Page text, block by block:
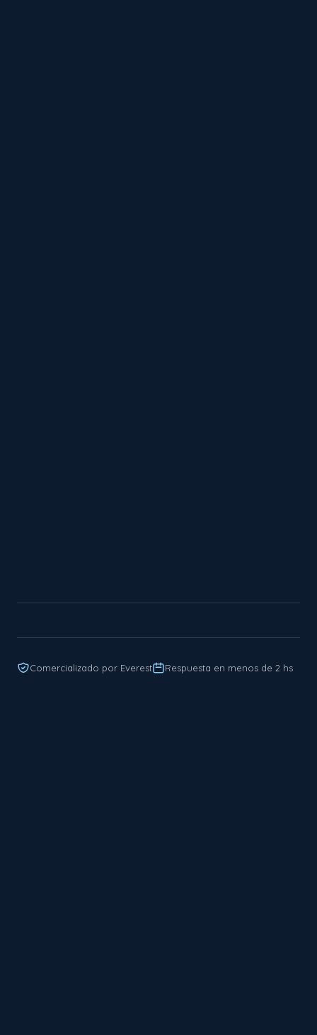
Comercializado por Everest Respuesta en menos de 2 hs